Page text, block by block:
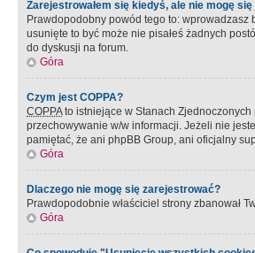
Zarejestrowałem się kiedyś, ale nie mogę
Prawdopodobny powód tego to: wprowadzasz
usunięte to być może nie pisałeś żadnych
do dyskusji na forum.
Góra
Czym jest COPPA?
COPPAto istniejące w Stanach
przechowywanie w/w informacji. Jeżeli nie
pamiętać, że ani phpBB Group, ani oficjalny
Góra
Dlaczego nie mogę się zarejestrować?
Prawdopodobnie właściciel strony zbanował
Góra